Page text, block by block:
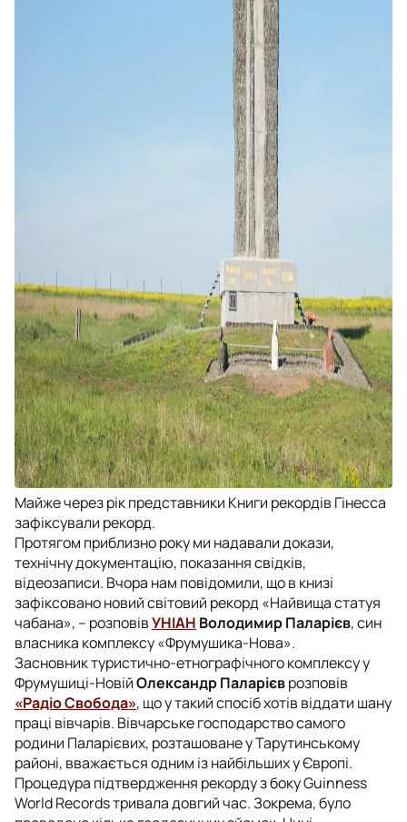
Майже через рік представники Книги рекордів Гінесса
зафіксували рекорд.
Протягом приблизно року ми надавали докази,
технічну документацію, показання свідків,
відеозаписи. Вчора нам повідомили, що в книзі
зафіксовано новий світовий рекорд «Найвища статуя
чабана», – розповівУНІАН Володимир Паларієв, син
власника комплексу «Фрумушика-Нова».
Засновник туристично-етнографічного комплексу у
Фрумушиці-НовійОлександр Паларієврозповів
«Радіо Свобода», що у такий спосіб хотів віддати шану
праці вівчарів. Вівчарське господарство самого
родини Паларієвих, розташоване у Тарутинському
районі, вважається одним із найбільших у Європі.
Процедура підтвердження рекорду з боку Guinness
World Records тривала довгий час. Зокрема, було